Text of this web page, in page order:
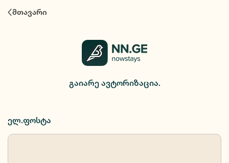
მთავარი
გაიარე ავტორიზაცია.
ელ.ფოსტა
ავტორიზაცია